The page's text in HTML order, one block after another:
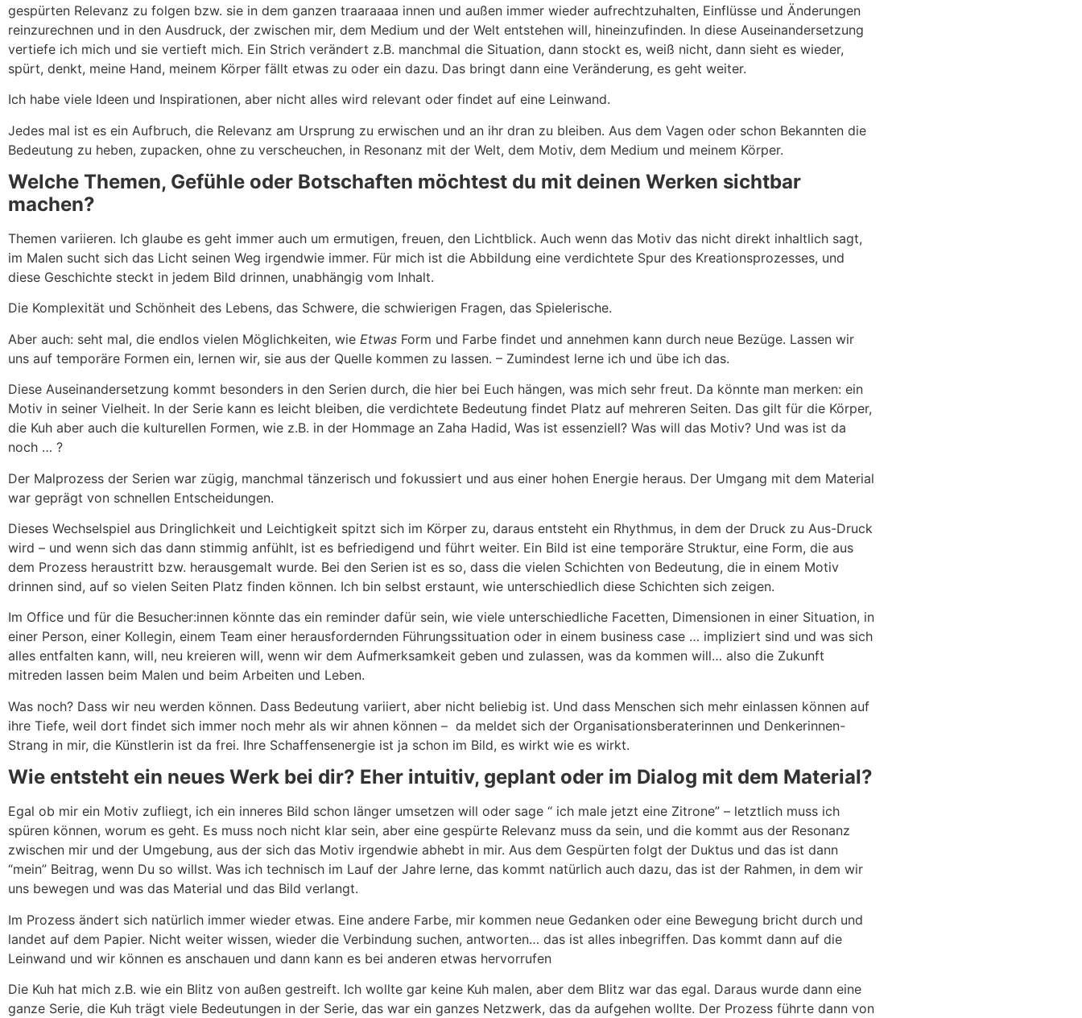
gespürten Relevanz zu folgen bzw. sie in dem ganzen traaraaaa innen und außen immer wieder aufrechtzuhalten, Einflüsse und Änderungen
reinzurechnen und in den Ausdruck, der zwischen mir, dem Medium und der Welt entstehen will, hineinzufinden. In diese Auseinandersetzung
vertiefe ich mich und sie vertieft mich. Ein Strich verändert z.B. manchmal die Situation, dann stockt es, weiß nicht, dann sieht es wieder,
spürt, denkt, meine Hand, meinem Körper fällt etwas zu oder ein dazu. Das bringt dann eine Veränderung, es geht weiter.
Ich habe viele Ideen und Inspirationen, aber nicht alles wird relevant oder findet auf eine Leinwand.
Jedes mal ist es ein Aufbruch, die Relevanz am Ursprung zu erwischen und an ihr dran zu bleiben. Aus dem Vagen oder schon Bekannten die
Bedeutung zu heben, zupacken, ohne zu verscheuchen, in Resonanz mit der Welt, dem Motiv, dem Medium und meinem Körper.
Welche Themen, Gefühle oder Botschaften möchtest du mit deinen Werken sichtbar
machen?
Themen variieren. Ich glaube es geht immer auch um ermutigen, freuen, den Lichtblick. Auch wenn das Motiv das nicht direkt inhaltlich sagt,
im Malen sucht sich das Licht seinen Weg irgendwie immer. Für mich ist die Abbildung eine verdichtete Spur des Kreationsprozesses, und
diese Geschichte steckt in jedem Bild drinnen, unabhängig vom Inhalt.
Die Komplexität und Schönheit des Lebens, das Schwere, die schwierigen Fragen, das Spielerische.
Aber auch: seht mal, die endlos vielen Möglichkeiten, wie Etwas Form und Farbe findet und annehmen kann durch neue Bezüge. Lassen wir
uns auf temporäre Formen ein, lernen wir, sie aus der Quelle kommen zu lassen. – Zumindest lerne ich und übe ich das.
Diese Auseinandersetzung kommt besonders in den Serien durch, die hier bei Euch hängen, was mich sehr freut. Da könnte man merken: ein
Motiv in seiner Vielheit. In der Serie kann es leicht bleiben, die verdichtete Bedeutung findet Platz auf mehreren Seiten. Das gilt für die Körper,
die Kuh aber auch die kulturellen Formen, wie z.B. in der Hommage an Zaha Hadid, Was ist essenziell? Was will das Motiv? Und was ist da
noch … ?
Der Malprozess der Serien war zügig, manchmal tänzerisch und fokussiert und aus einer hohen Energie heraus. Der Umgang mit dem Material
war geprägt von schnellen Entscheidungen.
Dieses Wechselspiel aus Dringlichkeit und Leichtigkeit spitzt sich im Körper zu, daraus entsteht ein Rhythmus, in dem der Druck zu Aus-Druck
wird – und wenn sich das dann stimmig anfühlt, ist es befriedigend und führt weiter. Ein Bild ist eine temporäre Struktur, eine Form, die aus
dem Prozess heraustritt bzw. herausgemalt wurde. Bei den Serien ist es so, dass die vielen Schichten von Bedeutung, die in einem Motiv
drinnen sind, auf so vielen Seiten Platz finden können. Ich bin selbst erstaunt, wie unterschiedlich diese Schichten sich zeigen.
Im Office und für die Besucher:innen könnte das ein reminder dafür sein, wie viele unterschiedliche Facetten, Dimensionen in einer Situation, in
einer Person, einer Kollegin, einem Team einer herausfordernden Führungssituation oder in einem business case … impliziert sind und was sich
alles entfalten kann, will, neu kreieren will, wenn wir dem Aufmerksamkeit geben und zulassen, was da kommen will… also die Zukunft
mitreden lassen beim Malen und beim Arbeiten und Leben.
Was noch? Dass wir neu werden können. Dass Bedeutung variiert, aber nicht beliebig ist. Und dass Menschen sich mehr einlassen können auf
ihre Tiefe, weil dort findet sich immer noch mehr als wir ahnen können – da meldet sich der Organisationsberaterinnen und Denkerinnen-
Strang in mir, die Künstlerin ist da frei. Ihre Schaffensenergie ist ja schon im Bild, es wirkt wie es wirkt.
Wie entsteht ein neues Werk bei dir? Eher intuitiv, geplant oder im Dialog mit dem Material?
Egal ob mir ein Motiv zufliegt, ich ein inneres Bild schon länger umsetzen will oder sage “ ich male jetzt eine Zitrone” – letztlich muss ich
spüren können, worum es geht. Es muss noch nicht klar sein, aber eine gespürte Relevanz muss da sein, und die kommt aus der Resonanz
zwischen mir und der Umgebung, aus der sich das Motiv irgendwie abhebt in mir. Aus dem Gespürten folgt der Duktus und das ist dann
“mein” Beitrag, wenn Du so willst. Was ich technisch im Lauf der Jahre lerne, das kommt natürlich auch dazu, das ist der Rahmen, in dem wir
uns bewegen und was das Material und das Bild verlangt.
Im Prozess ändert sich natürlich immer wieder etwas. Eine andere Farbe, mir kommen neue Gedanken oder eine Bewegung bricht durch und
landet auf dem Papier. Nicht weiter wissen, wieder die Verbindung suchen, antworten… das ist alles inbegriffen. Das kommt dann auf die
Leinwand und wir können es anschauen und dann kann es bei anderen etwas hervorrufen
Die Kuh hat mich z.B. wie ein Blitz von außen gestreift. Ich wollte gar keine Kuh malen, aber dem Blitz war das egal. Daraus wurde dann eine
ganze Serie, die Kuh trägt viele Bedeutungen in der Serie, das war ein ganzes Netzwerk, das da aufgehen wollte. Der Prozess führte dann von